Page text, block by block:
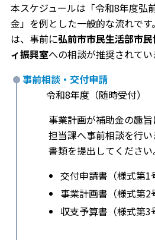
本スケジュールは「令和8年度弘
金」を例とした一般的な流れで
は、事前に弘前市市民生活部市
ィ振興室への相談が推奨されてい
事前相談・交付申請
令和8年度（随時受付）
事業計画が補助金の趣旨
担当課へ事前相談を行
書類を提出してください
交付申請書（様式第1
事業計画書（様式第2
収支予算書（様式第3